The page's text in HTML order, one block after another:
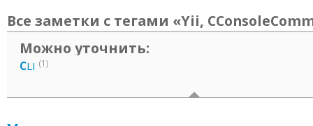
Все заметки с тегами «Yii,
Можно уточнить:
CLI (1)